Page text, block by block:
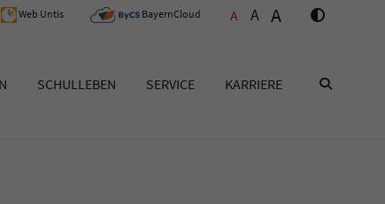
Web Untis BayernCloud A A A
SCHULLEBEN SERVICE KARRIERE